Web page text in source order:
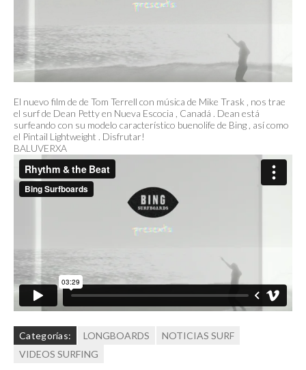
El nuevo film de de Tom Terrell con música de Mike Trask , nos trae
el surf de Dean Petty en Nueva Escocia , Canadá . Dean está
surfeando con su modelo característico buenolife de Bing , así como
el Pintail Lightweight . Disfrutar!
BALUVERXA
Categorías: LONGBOARDS
NOTICIAS SURF
VIDEOS SURFING